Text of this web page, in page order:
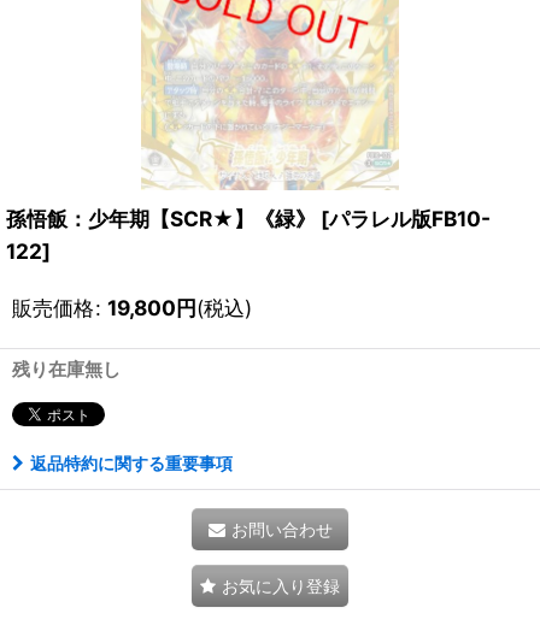
孫悟飯：少年期【SCR★】《緑》 [パラレル版FB10-
122]
販売価格: 19,800円(税込)
残り在庫無し
返品特約に関する重要事項
お問い合わせ
お気に入り登録